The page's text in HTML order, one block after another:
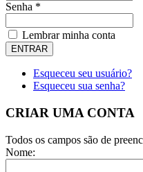
Senha *
Lembrar minha conta
Esqueceu seu usuário?
Esqueceu sua senha?
CRIAR UMA CONTA
Todos os campos são de
Nome: